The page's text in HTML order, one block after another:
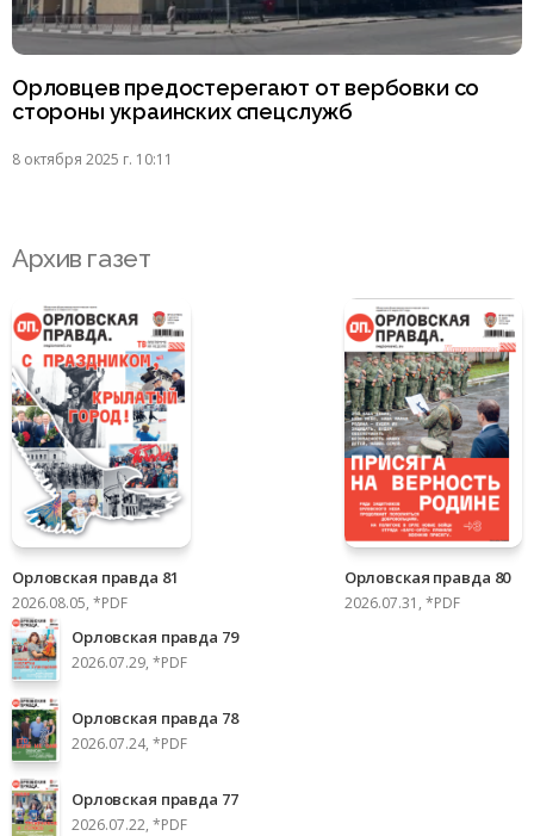
Орловцев предостерегают от вербовки со
стороны украинских спецслужб
8 октября 2025 г. 10:11
Архив газет
Орловская правда 81
2026.08.05, *PDF
Орловская правда 80
2026.07.31, *PDF
Орловская правда 79
2026.07.29, *PDF
Орловская правда 78
2026.07.24, *PDF
Орловская правда 77
2026.07.22, *PDF